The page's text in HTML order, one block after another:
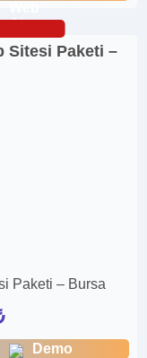
Paketi – Bursa
Demo